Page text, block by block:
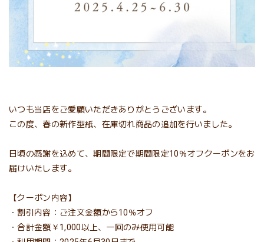
いつも当店をご愛顧いただきありがとうございます。
この度、春の新作型紙、在庫切れ商品の追加を行いました。
日頃の感謝を込めて、期間限定で期間限定10％オフクーポンをお
届けいたします。
【クーポン内容】
・割引内容：ご注文金額から10％オフ
・合計金額￥1,000以上、一回のみ使用可能